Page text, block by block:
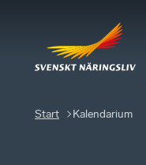
Start Kalendarium